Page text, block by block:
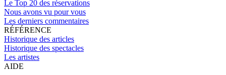
Le Top 20 des réservations
Nous avons vu pour vous
Les derniers commentaires
RÉFÉRENCE
Historique des articles
Historique des spectacles
Les artistes
AIDE